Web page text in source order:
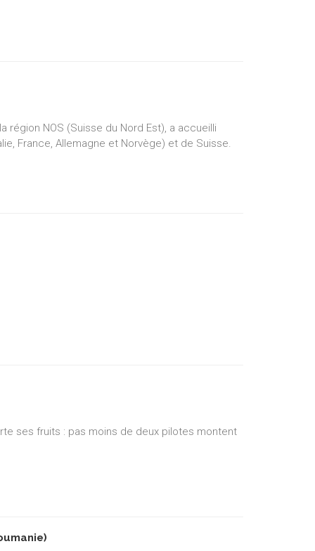
région NOS (Suisse du Nord Est), a accueilli
France, Allemagne et Norvège) et de Suisse.
ses fruits : pas moins de deux pilotes montent